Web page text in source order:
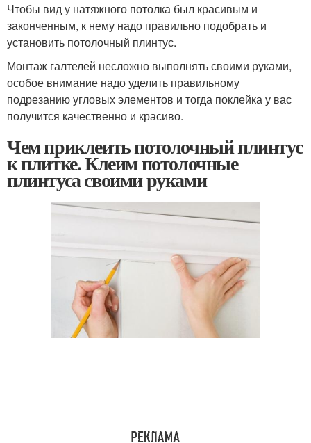
Чтобы вид у натяжного потолка был красивым и
законченным, к нему надо правильно подобрать и
установить потолочный плинтус.
Монтаж галтелей несложно выполнять своими руками,
особое внимание надо уделить правильному
подрезанию угловых элементов и тогда поклейка у вас
получится качественно и красиво.
Чем приклеить потолочный плинтус
к плитке. Клеим потолочные
плинтуса своими руками